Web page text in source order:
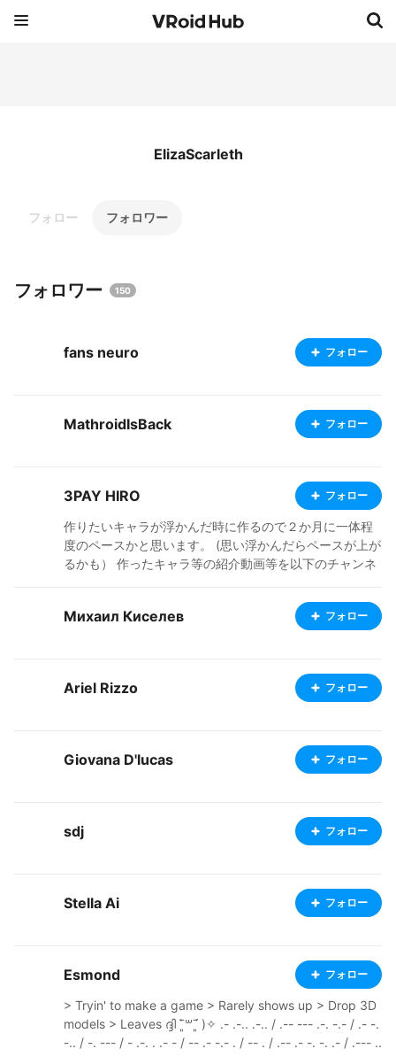
ElizaScarleth
フォロー フォロワー
フォロワー 150
fans neuro フォロー
MathroidIsBack フォロー
3PAY HIRO フォロー
作りたいキャラが浮かんだ時に作るので２か月に一体程
度のペースかと思います。 (思い浮かんだらペースが上が
るかも） 作ったキャラ等の紹介動画等を以下のチャンネ
unds ・X(Twitter) ID: @3payHiro 呟きません。 ・制作
環境 VRoidStudio Metasequoia VRM-PartsAdder(Metas
操作方を忘れるｗいつか集中してちゃんと使いたい） Cli
p Studio Paint Wacom INTUOS CTH-680 好きなai:ジェ
Михаил Киселев フォロー
Ariel Rizzo フォロー
Giovana D'lucas フォロー
sdj フォロー
Stella Ai フォロー
Esmond フォロー
> Tryin' to make a game > Rarely shows up > Drop 3D
models > Leaves ദ്ദി ˉ͈̀꒳ˉ͈́ )✧ .- .-.. .-.. / .-- --- .-. -.- / .- -.
-.. / -. --- / - .-. . .- - / -- .- -.- . / -- . / .-- .- -. -. .- / .--- ..